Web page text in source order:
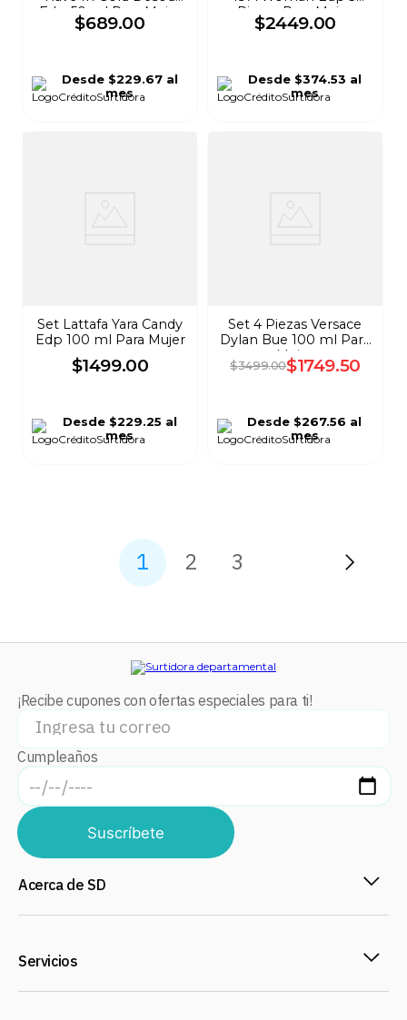
Edp 50 ml Para Mujer
$689.00
Desde$229.67 al
mes
Piezas Para Mujer
$2449.00
Desde$374.53 al
mes
Set Lattafa Yara Candy
Edp 100 ml Para Mujer
$1499.00
Desde$229.25 al
mes
Set 4 Piezas Versace
Dylan Bue 100 ml Para
Mujer
$3499.00$1749.50
Desde $267.56 al
mes
1 2 3
¡Recibe cupones con ofertas especiales para ti!
Cumpleaños
Suscríbete
Acerca de SD
Servicios